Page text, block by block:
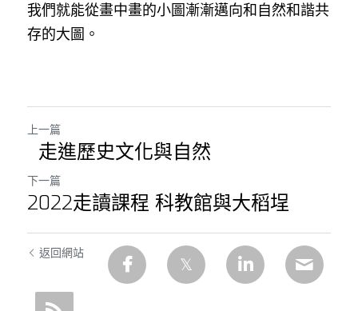
我們就能從畫中畫的小圖漸漸邁向和自然和諧共
存的大圖。
上一篇
走進歷史文化與自然
下一篇
2022走讀課程 科教館與大稻埕
返回網站